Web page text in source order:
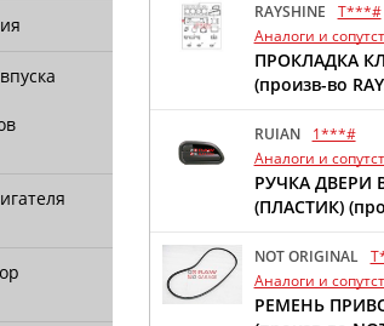
RAYSHINE
T***#
Аналоги и
ПРОКЛАДКА
(произв-во
RUIAN
1***#
Аналоги и
РУЧКА ДВЕРИ
(ПЛАСТИК)
NOT ORIGINAL
Аналоги и
РЕМЕНЬ